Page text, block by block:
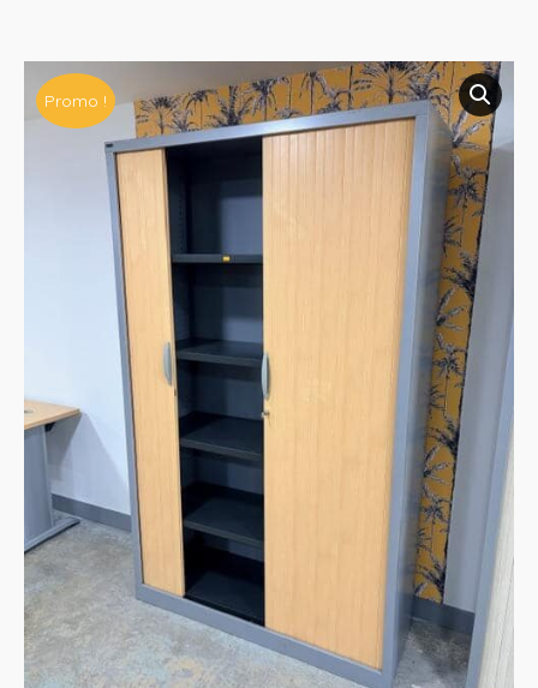
Promo !